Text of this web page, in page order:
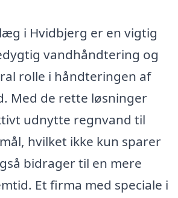
i Hvidbjerg er en vigtig
vandhåndtering og
rolle i håndteringen af
Med de rette løsninger
udnytte regnvand til
hvilket ikke kun sparer
bidrager til en mere
Et firma med speciale i